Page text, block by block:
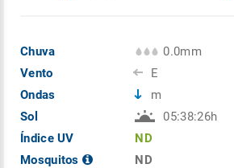
Chuva
Vento
Ondas
Sol
Índice UV
Mosquitos
0.0mm
E
m
05:38:26h
ND
ND